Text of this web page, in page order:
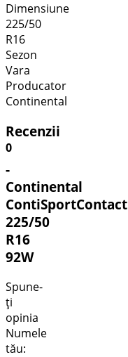
Dimensiune
225/50
R16
Sezon
Vara
Producator
Continental
Recenzii
0
-
Continental
ContiSportContact
225/50
R16
92W
Spune-
ţi
opinia
Numele
tău: